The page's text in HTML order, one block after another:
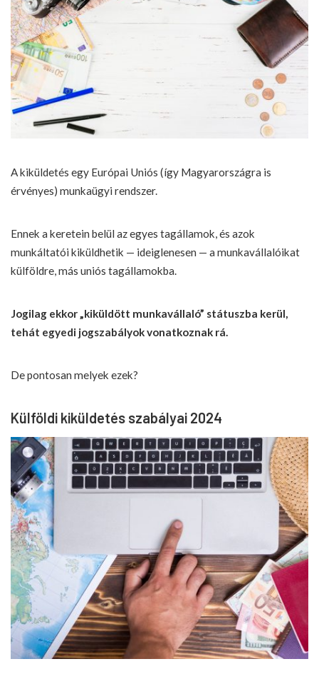
A kiküldetés egy Európai Uniós (így Magyarországra is
érvényes) munkaügyi rendszer.
Ennek a keretein belül az egyes tagállamok, és azok
munkáltatói kiküldhetik — ideiglenesen — a munkavállalóikat
külföldre, más uniós tagállamokba.
Jogilag ekkor „kiküldött munkavállaló” státuszba kerül,
tehát egyedi jogszabályok vonatkoznak rá.
De pontosan melyek ezek?
Külföldi kiküldetés szabályai 2024